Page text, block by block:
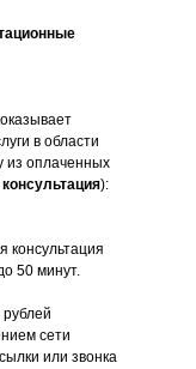
в области
из оплаченных
):
консультация
50 минут.
сети
или звонка